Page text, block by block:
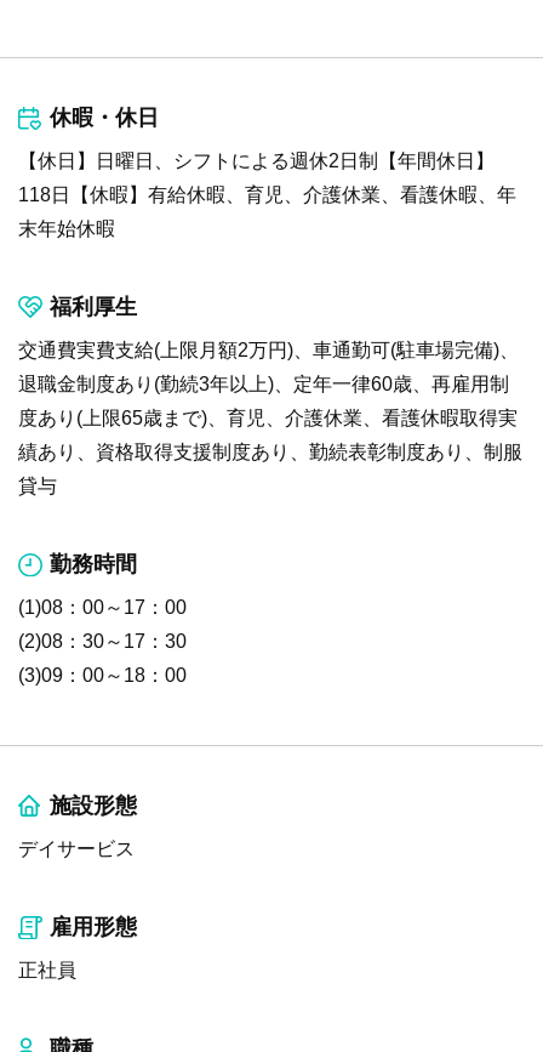
休暇・休日
【休日】日曜日、シフトによる週休2日制【年間休日】
118日【休暇】有給休暇、育児、介護休業、看護休暇、年
末年始休暇
福利厚生
交通費実費支給(上限月額2万円)、車通勤可(駐車場完備)、
退職金制度あり(勤続3年以上)、定年一律60歳、再雇用制
度あり(上限65歳まで)、育児、介護休業、看護休暇取得実
績あり、資格取得支援制度あり、勤続表彰制度あり、制服
貸与
勤務時間
(1)08：00～17：00
(2)08：30～17：30
(3)09：00～18：00
施設形態
デイサービス
雇用形態
正社員